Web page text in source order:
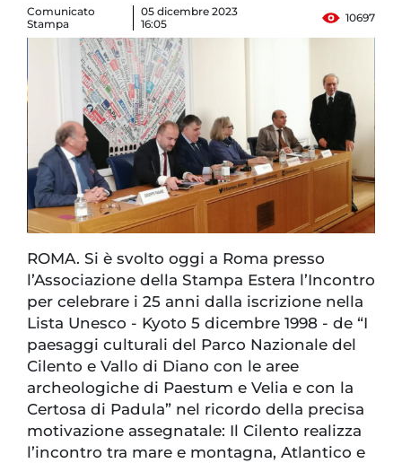
Comunicato
Stampa
05 dicembre 2023
16:05
10697
ROMA. Si è svolto oggi a Roma presso
l’Associazione della Stampa Estera l’Incontro
per celebrare i 25 anni dalla iscrizione nella
Lista Unesco - Kyoto 5 dicembre 1998 - de “I
paesaggi culturali del Parco Nazionale del
Cilento e Vallo di Diano con le aree
archeologiche di Paestum e Velia e con la
Certosa di Padula” nel ricordo della precisa
motivazione assegnatale: Il Cilento realizza
l’incontro tra mare e montagna, Atlantico e